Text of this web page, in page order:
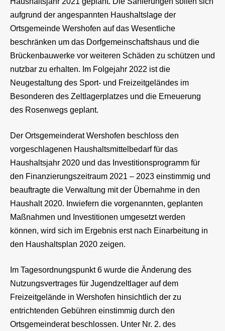
aufgrund der angespannten Haushaltslage der
Ortsgemeinde Wershofen auf das Wesentliche
beschränken um das Dorfgemeinschaftshaus und die
Brückenbauwerke vor weiteren Schäden zu schützen und
nutzbar zu erhalten. Im Folgejahr 2022 ist die
Neugestaltung des Sport- und Freizeitgeländes im
Besonderen des Zeltlagerplatzes und die Erneuerung
des Rosenwegs geplant.
Der Ortsgemeinderat Wershofen beschloss den
vorgeschlagenen Haushaltsmittelbedarf für das
Haushaltsjahr 2020 und das Investitionsprogramm für
den Finanzierungszeitraum 2021 – 2023 einstimmig und
beauftragte die Verwaltung mit der Übernahme in den
Haushalt 2020. Inwiefern die vorgenannten, geplanten
Maßnahmen und Investitionen umgesetzt werden
können, wird sich im Ergebnis erst nach Einarbeitung in
den Haushaltsplan 2020 zeigen.
Im Tagesordnungspunkt 6 wurde die Änderung des
Nutzungsvertrages für Jugendzeltlager auf dem
Freizeitgelände in Wershofen hinsichtlich der zu
entrichtenden Gebühren einstimmig durch den
Ortsgemeinderat beschlossen. Unter Nr. 2. des